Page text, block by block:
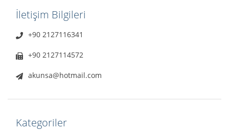
İletişim Bilgileri
+90 2127116341
+90 2127114572
akunsa@hotmail.com
Kategoriler